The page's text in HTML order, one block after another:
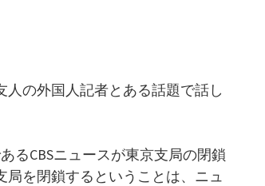
の外国人記者とある話題で話し
るCBSニュースが東京支局の閉鎖
局を閉鎖するということは、ニュ